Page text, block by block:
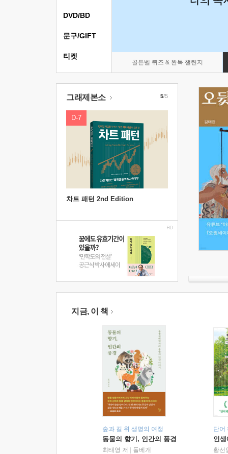
골든벨 퀴즈 & 완독 챌린지
DVD/BD
문구/GIFT
티켓
그래제본소
D-7
차트 패턴 2nd Edition
5/5
지금, 이 책
숲과 길 위 생명의 여정
동물의 향기, 인간의 풍경
최태영 저
돌베개
단어
인
황선